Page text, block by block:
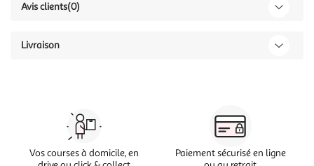
Avis clients(0)
Livraison
Vos courses à domicile, en
Paiement sécurisé en ligne